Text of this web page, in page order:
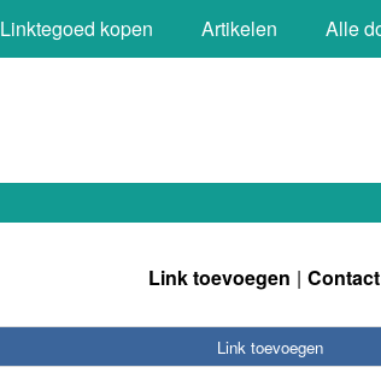
Linktegoed kopen Artikelen Alle
Link toevoegen Contact
Link toevoegen